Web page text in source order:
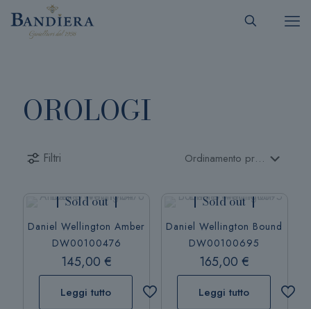
OROLOGI
Filtri
Sold out
Daniel Wellington Amber
DW00100476
145,00€
Leggi tutto
Sold out
Daniel Wellington Bound
DW00100695
165,00€
Leggi tutto